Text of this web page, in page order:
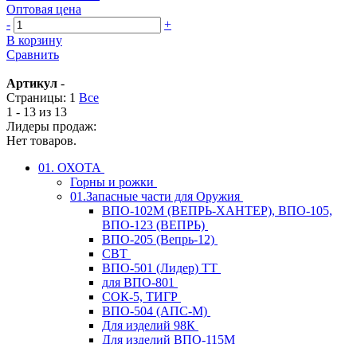
Оптовая цена
-
+
В корзину
Сравнить
Артикул -
Страницы: 1 Все
1 - 13 из 13
Лидеры продаж:
Нет товаров.
01. ОХОТА
Горны и рожки
01.Запасные части для Оружия
ВПО-102М (ВЕПРЬ-ХАНТЕР), ВПО-105,
ВПО-123 (ВЕПРЬ)
ВПО-205 (Вепрь-12)
СВТ
ВПО-501 (Лидер) ТТ
для ВПО-801
СОК-5, ТИГР
ВПО-504 (АПС-М)
Для изделий 98К
Для изделий ВПО-115М